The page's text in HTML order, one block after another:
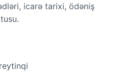
icarə tarixi, ödəniş